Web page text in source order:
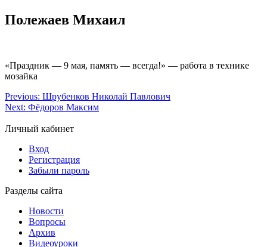
Полежаев Михаил
«Праздник — 9 мая, память — всегда!» — работа в технике
мозайка
Previous: Шрубенков Николай Павлович
Next: Фёдоров Максим
Личный кабинет
Вход
Регистрация
Забыли пароль
Разделы сайта
Новости
Вопросы
Архив
Видеоуроки